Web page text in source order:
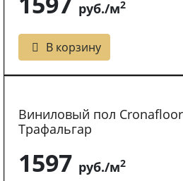
руб./м2
В корзину
Виниловый пол
Трафальгар
1597 руб./м2